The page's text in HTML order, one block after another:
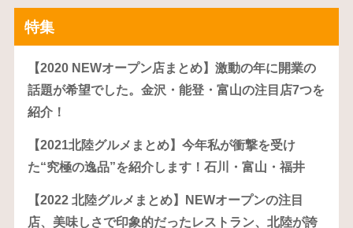
特集
【2020 NEWオープン店まとめ】激動の年に開業の
話題が希望でした。金沢・能登・富山の注目店7つを
紹介！
【2021北陸グルメまとめ】今年私が衝撃を受け
た“究極の逸品”を紹介します！石川・富山・福井
【2022 北陸グルメまとめ】NEWオープンの注目
店、美味しさで印象的だったレストラン、北陸が誇